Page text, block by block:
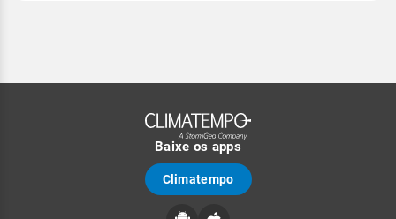
Baixe os apps
Climatempo